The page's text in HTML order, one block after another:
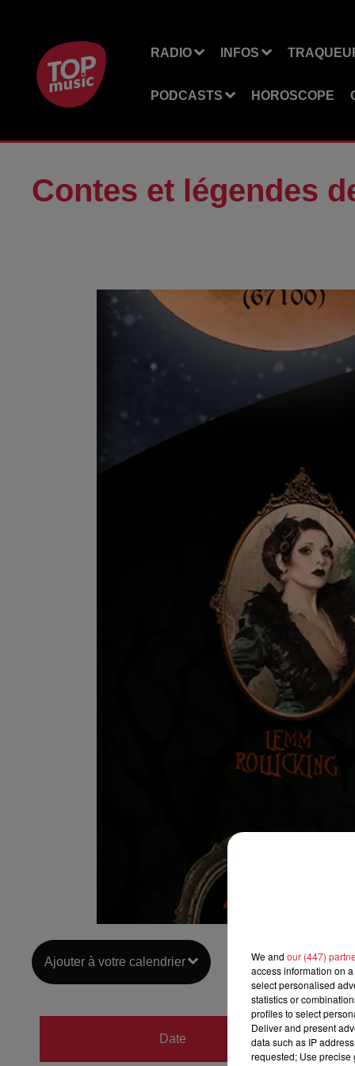
RADIO INFOS
PODCASTS HOROSCOPE
Contes et légendes
Ajouter à votre calendrier
Date
du8
au8
We and our (447)
access information on
select personalised
statistics or
profiles to select
Deliver and present
data such as IP
requested; Use precise